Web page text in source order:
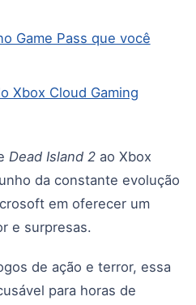
Game Pass que você
Xbox Cloud Gaming
Dead Island 2 ao Xbox
da constante evolução
em oferecer um
e surpresas.
de ação e terror, essa
para horas de